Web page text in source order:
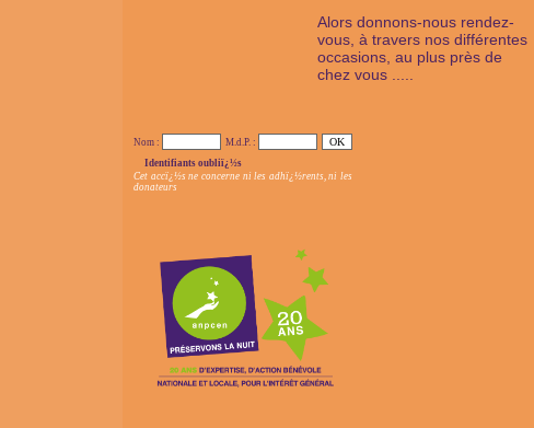
Alors donnons-nous rendez-
vous, à travers nos différentes
occasions, au plus près de
chez vous .....
Nom :
M.d.P. :
Identifiants oubliï¿½s
Cet accï¿½s ne concerne ni les adhï¿½rents, ni les
donateurs